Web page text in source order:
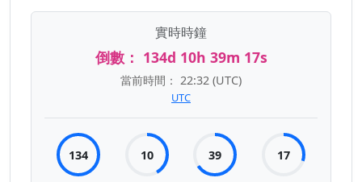
實時時鐘
倒數： 134d 10h 39m 17s
當前時間： 22:32 (UTC)
UTC
134 10 39 17